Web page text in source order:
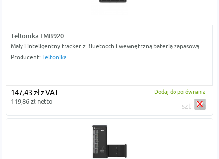
Teltonika FMB920
Mały i inteligentny tracker z Bluetooth i wewnętrzną baterią zapasową
Producent: Teltonika
147,43 zł z VAT
119,86 zł netto
Dodaj do porównania
szt